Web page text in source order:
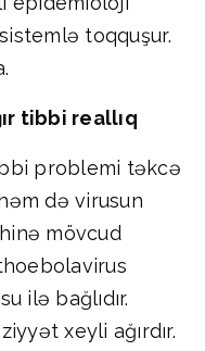
toqquşur.
tibbi reallıq
problemi təkcə
də virusun
mövcud
ilə bağlıdır.
xeyli ağırdır.